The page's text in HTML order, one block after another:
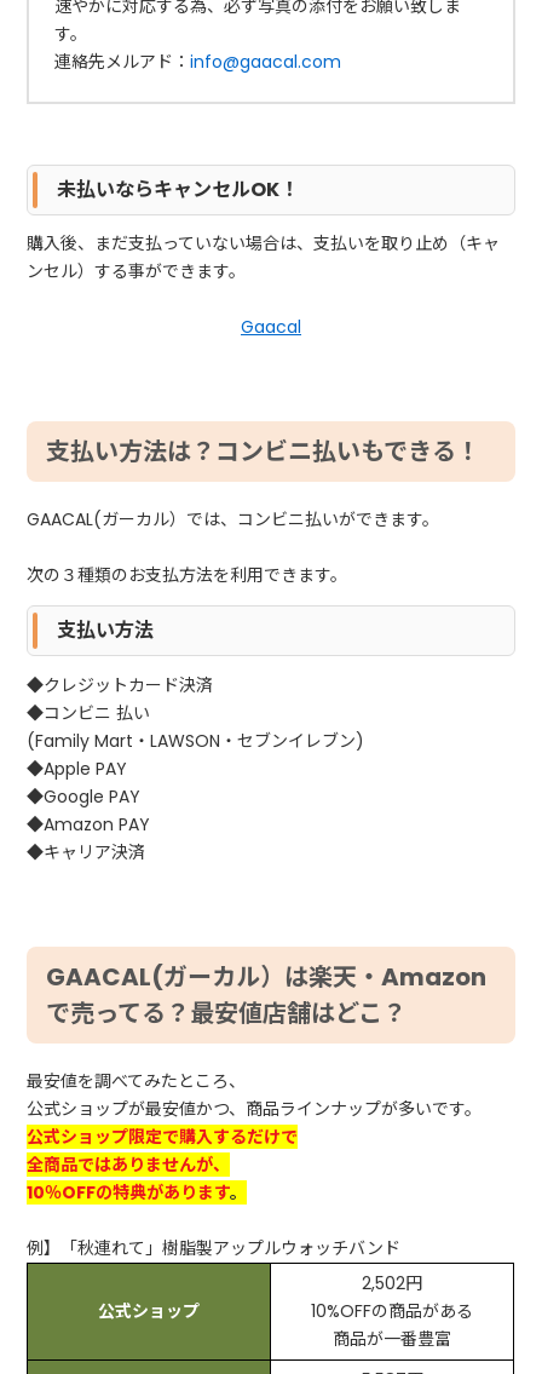
速やかに対応する為、必ず写真の添付をお願い致しま
す。
連絡先メルアド：info@gaacal.com
未払いならキャンセルOK！
購入後、まだ支払っていない場合は、支払いを取り止め（キャ
ンセル）する事ができます。
Gaacal
支払い方法は？コンビニ払いもできる！
GAACAL(ガーカル）では、コンビニ払いができます。
次の３種類のお支払方法を利用できます。
支払い方法
◆クレジットカード決済
◆コンビニ 払い
(Family Mart・LAWSON・セブンイレブン)
◆Apple PAY
◆Google PAY
◆Amazon PAY
◆キャリア決済
GAACAL(ガーカル）は楽天・Amazon
で売ってる？最安値店舗はどこ？
最安値を調べてみたところ、
公式ショップが最安値かつ、商品ラインナップが多いです。
公式ショップ限定で購入するだけで
全商品ではありませんが、
10％OFFの特典があります。
例】「秋連れて」樹脂製アップルウォッチバンド
公式ショップ
2,502円
10%OFFの商品がある
商品が一番豊富